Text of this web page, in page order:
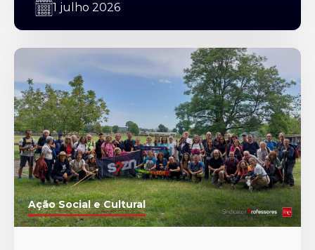
1 julho 2026
Ação Social e Cultural